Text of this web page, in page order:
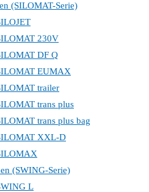
(SILOMAT-Serie)
230V
DF Q
EUMAX
trailer
trans plus
trans plus bag
XXL-D
(SWING-Serie)
L